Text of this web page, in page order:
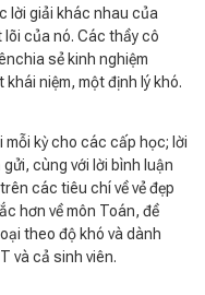
lời giải khác nhau của
của nó. Các thầy cô
sẻ kinh nghiệm
niệm, một định lý khó.
kỳ cho các cấp học; lời
cùng với lời bình luận
các tiêu chí về vẻ đẹp
hơn về môn Toán, đề
theo độ khó và dành
và cả sinh viên.